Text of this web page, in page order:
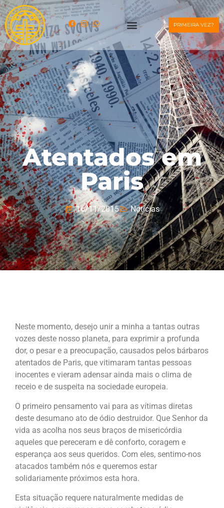
PRIMEIRA VEZ?
Atentados em
Paris
16/11/2015 Notícias
Neste momento, desejo unir a minha a tantas outras
vozes deste nosso planeta, para exprimir a profunda
dor, o pesar e a preocupação, causados pelos bárbaros
atentados de Paris, que vitimaram tantas pessoas
inocentes e vieram adensar ainda mais o clima de
receio e de suspeita na sociedade europeia.
O primeiro pensamento vai para as vítimas diretas
deste desumano ato de ódio destruidor. Que Senhor da
vida as acolha nos seus braços de misericórdia
aqueles que pereceram e dê conforto, coragem e
esperança aos seus queridos. Com eles, sentimo-nos
atacados também nós e queremos estar
solidariamente próximos esta hora.
Esta situação requere naturalmente medidas de